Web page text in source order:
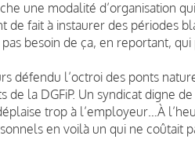
une modalité d’organisation
de fait à instaurer des périodes
besoin de ça, en reportant,
défendu l’octroi des ponts
de la DGFiP. Un syndicat digne
trop à l’employeur…À
en voilà un qui ne coûtait